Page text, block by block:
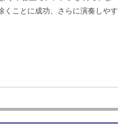
くことに成功、さらに演奏しやす